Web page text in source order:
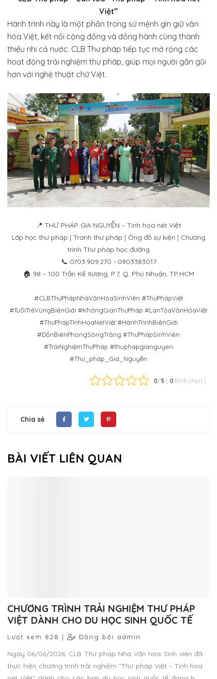
Việt”
Hành trình này là một phần trong sứ mệnh gìn giữ văn
hóa Việt, kết nối cộng đồng và đồng hành cùng thanh
thiếu nhi cả nước. CLB Thư pháp tiếp tục mở rộng các
hoạt động trải nghiệm thư pháp, giúp mọi người gần gũi
hơn với nghệ thuật chữ Việt.
📍 THƯ PHÁP GIA NGUYỄN – Tinh hoa nét Việt
Lớp học thư pháp | Tranh thư pháp | Ông đồ sự kiện | Chương
trình Thư pháp học đường
📞 0703.909.270 - 0903383017
🏠 98 – 100 Trần Kế Xương, P.7, Q. Phú Nhuận, TP.HCM
#CLBThưPhápNhàVănHóaSinhViên #ThưPhápViệt
#TuổiTrẻVùngBiênGiới #KhôngGianThưPháp #LanTỏaVănHóaViệt
#ThưPhápTinhHoaNétViệt #HànhTrìnhBiênGiới
#ĐồnBiênPhòngSôngTrăng #ThưPhápSinhViên
#TrảiNghiệmThưPháp #thuphapgianguyen
#Thư_pháp_Gia_Nguyễn
0/5 ( 0 bình chọn )
Chia sẻ
BÀI VIẾT LIÊN QUAN
CHƯƠNG TRÌNH TRẢI NGHIỆM THƯ PHÁP
VIỆT DÀNH CHO DU HỌC SINH QUỐC TẾ
Lượt xem 828 | Đăng bởi admin
Ngày 06/06/2026, CLB Thư pháp Nhà Văn hóa Sinh viên đã
thực hiện chương trình trải nghiệm "Thư pháp Việt – Tinh hoa